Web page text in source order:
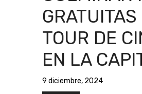
TOUR DE
EN LA
9 diciembre, 2024